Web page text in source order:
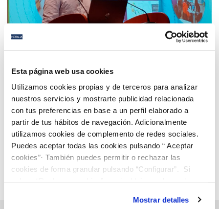
Esta página web usa cookies
Utilizamos cookies propias y de terceros para analizar
nuestros servicios y mostrarte publicidad relacionada
con tus preferencias en base a un perfil elaborado a
partir de tus hábitos de navegación. Adicionalmente
utilizamos cookies de complemento de redes sociales.
Puedes aceptar todas las cookies pulsando “ Aceptar
cookies”· También puedes permitir o rechazar las
cookies de forma granular pulsando “Configurar”. Si
son indispensables para que el sitio web funcione y que
Mostrar detalles
Hidralia participa en el congreso de lanzamiento
ecosistema de gestión de datos al servicio del
agua
Página 39 de 112
Anterior Siguiente